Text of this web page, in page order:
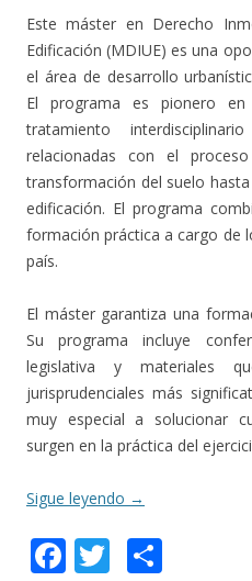
Este máster en Derecho
Edificación (MDIUE) es una
el área de desarrollo
El programa es pionero
tratamiento
relacionadas con el
transformación del suelo
edificación. El programa
formación práctica a cargo de
país.
El máster garantiza una
Su programa incluye
legislativa y materiales
jurisprudenciales más
muy especial a solucionar
surgen en la práctica del
Sigue leyendo →
F T